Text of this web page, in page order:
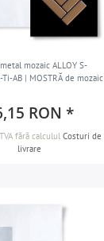
mozaic ALLOY S-
AB | MOSTRĂ de mozaic
RON *
fără calcululCosturi de
livrare